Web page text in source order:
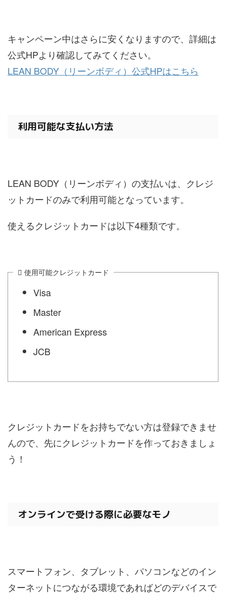
キャンペーン中はさらに安くなりますので、詳細は
公式HPより確認してみてください。
LEAN BODY（リーンボディ）公式HPはこちら
利用可能な支払い方法
LEAN BODY（リーンボディ）の支払いは、クレジ
ットカードのみで利用可能となっています。
使えるクレジットカードは以下4種類です。
使用可能クレジットカード
Visa
Master
American Express
JCB
クレジットカードをお持ちでない方は登録できませ
んので、先にクレジットカードを作っておきましょ
う！
オンラインで受ける際に必要なモノ
スマートフォン、タブレット、パソコンなどのイン
ターネットにつながる環境であればどのデバイスで